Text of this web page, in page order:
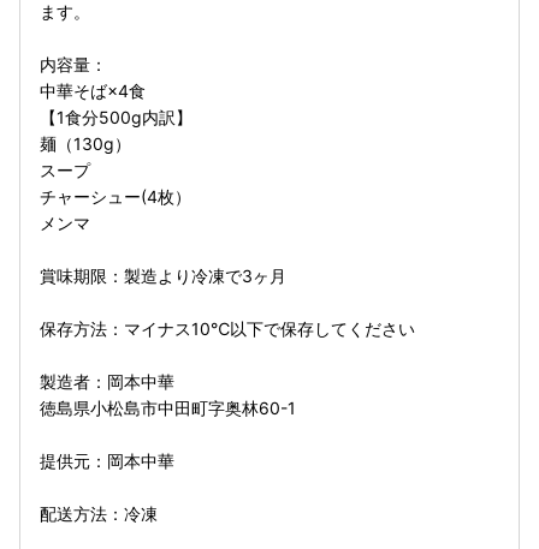
ます。
内容量：
中華そば×4食
【1食分500g内訳】
麺（130g）
スープ
チャーシュー(4枚）
メンマ
賞味期限：製造より冷凍で3ヶ月
保存方法：マイナス10℃以下で保存してください
製造者：岡本中華
徳島県小松島市中田町字奥林60-1
提供元：岡本中華
配送方法：冷凍